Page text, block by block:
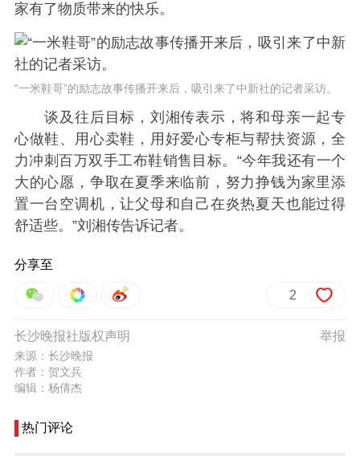
家有了物质带来的快乐。
“一米鞋哥”的励志故事传播开来后，吸引来了中新社的记者采访。
谈及往后目标，刘湘传表示，将和母亲一起专
心做鞋、用心卖鞋，用好爱心专柜与帮扶资源，全
力冲刺百万双手工布鞋销售目标。“今年我还有一个
大的心愿，争取在夏季来临前，努力挣钱为家里添
置一台空调机，让父母和自己在炎热夏天也能过得
舒适些。”刘湘传告诉记者。
分享至
2
举报
长沙晚报社版权声明
来源：长沙晚报
作者：贺文兵
编辑：杨倩杰
热门评论